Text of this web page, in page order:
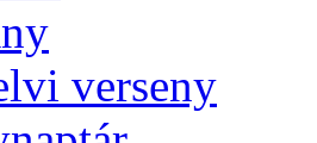
verseny